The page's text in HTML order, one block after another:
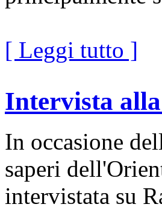
[ Leggi tutto ]
Intervista
In occasione
saperi
intervistata su